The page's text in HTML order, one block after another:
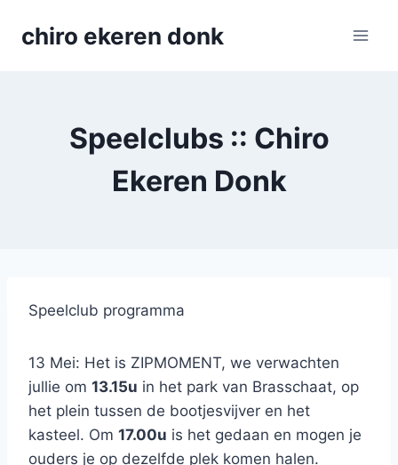
chiro ekeren donk
Speelclubs :: Chiro
Ekeren Donk
Speelclub programma
13 Mei: Het is ZIPMOMENT, we verwachten
jullie om 13.15u in het park van Brasschaat, op
het plein tussen de bootjesvijver en het
kasteel. Om 17.00u is het gedaan en mogen je
ouders je op dezelfde plek komen halen.